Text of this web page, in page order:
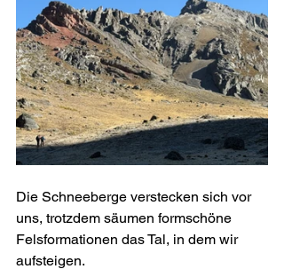
Die Schneeberge verstecken sich vor
uns, trotzdem säumen formschöne
Felsformationen das Tal, in dem wir
aufsteigen.